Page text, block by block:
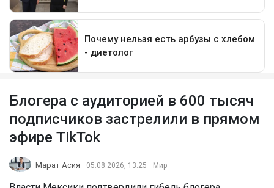
Блогера с аудиторией в 600 тысяч
подписчиков застрелили в прямом
эфире TikTok
Марат Асия 05.08.2026, 13:25 Мир